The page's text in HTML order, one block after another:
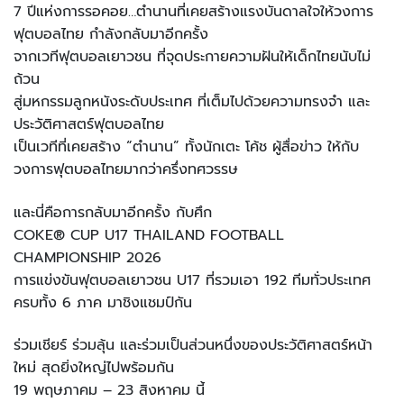
7 ปีแห่งการรอคอย…ตำนานที่เคยสร้างแรงบันดาลใจให้วงการ
ฟุตบอลไทย กำลังกลับมาอีกครั้ง
จากเวทีฟุตบอลเยาวชน ที่จุดประกายความฝันให้เด็กไทยนับไม่
ถ้วน
สู่มหกรรมลูกหนังระดับประเทศ ที่เต็มไปด้วยความทรงจำ และ
ประวัติศาสตร์ฟุตบอลไทย
เป็นเวทีที่เคยสร้าง “ตำนาน” ทั้งนักเตะ โค้ช ผู้สื่อข่าว ให้กับ
วงการฟุตบอลไทยมากว่าครึ่งทศวรรษ
และนี่คือการกลับมาอีกครั้ง กับศึก
COKE® CUP U17 THAILAND FOOTBALL
CHAMPIONSHIP 2026
การแข่งขันฟุตบอลเยาวชน U17 ที่รวมเอา 192 ทีมทั่วประเทศ
ครบทั้ง 6 ภาค มาชิงแชมป์กัน
ร่วมเชียร์ ร่วมลุ้น และร่วมเป็นส่วนหนึ่งของประวัติศาสตร์หน้า
ใหม่ สุดยิ่งใหญ่ไปพร้อมกัน
19 พฤษภาคม – 23 สิงหาคม นี้